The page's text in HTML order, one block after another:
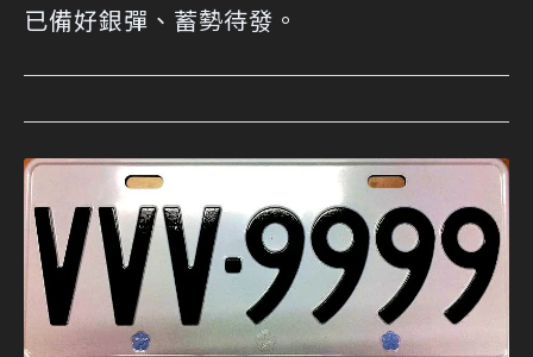
已備好銀彈、蓄勢待發。